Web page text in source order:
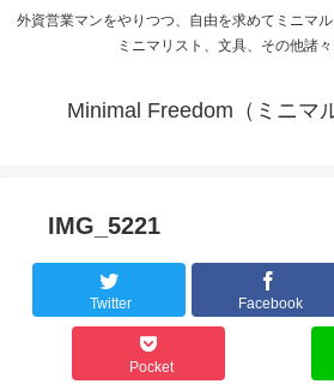
外資営業マンをやりつつ、自由を求めてミニマ
ミニマリスト、文具、その他諸
Minimal Freedom（ミニマ
IMG_5221
Twitter Facebook
Pocket